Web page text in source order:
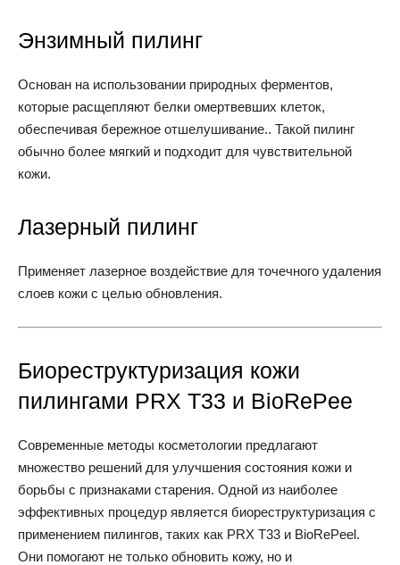
Энзимный пилинг
Основан на использовании природных ферментов,
которые расщепляют белки омертвевших клеток,
обеспечивая бережное отшелушивание.. Такой пилинг
обычно более мягкий и подходит для чувствительной
кожи.
Лазерный пилинг
Применяет лазерное воздействие для точечного удаления
слоев кожи с целью обновления.
Биореструктуризация кожи
пилингами PRX T33 и BioRePee
Современные методы косметологии предлагают
множество решений для улучшения состояния кожи и
борьбы с признаками старения. Одной из наиболее
эффективных процедур является биореструктуризация с
применением пилингов, таких как PRX T33 и BioRePeel.
Они помогают не только обновить кожу, но и